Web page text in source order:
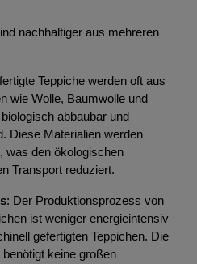
nachhaltiger aus mehreren
Teppiche werden oft aus
wie Wolle, Baumwolle und
abbaubar und
Diese Materialien werden
was den ökologischen
Transport reduziert.
: Der Produktionsprozess von
ist weniger energieintensiv
gefertigten Teppichen. Die
keine großen